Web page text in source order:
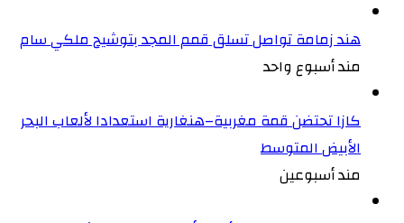
هند زمامة تواصل تسلق قمم المجد بتوشيح ملكي سام
مند أسبوع واحد
كازا تحتضن قمة مغربية–هنغارية استعدادا لألعاب البحر
الأبيض المتوسط
مند أسبوعين